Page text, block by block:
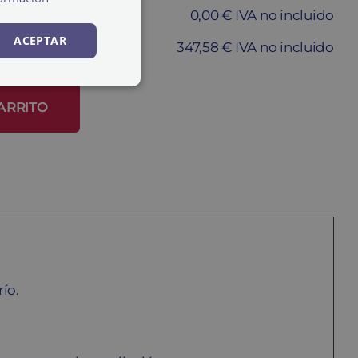
0,00 € IVA no incluido
347,58 € IVA no incluido
ACEPTAR